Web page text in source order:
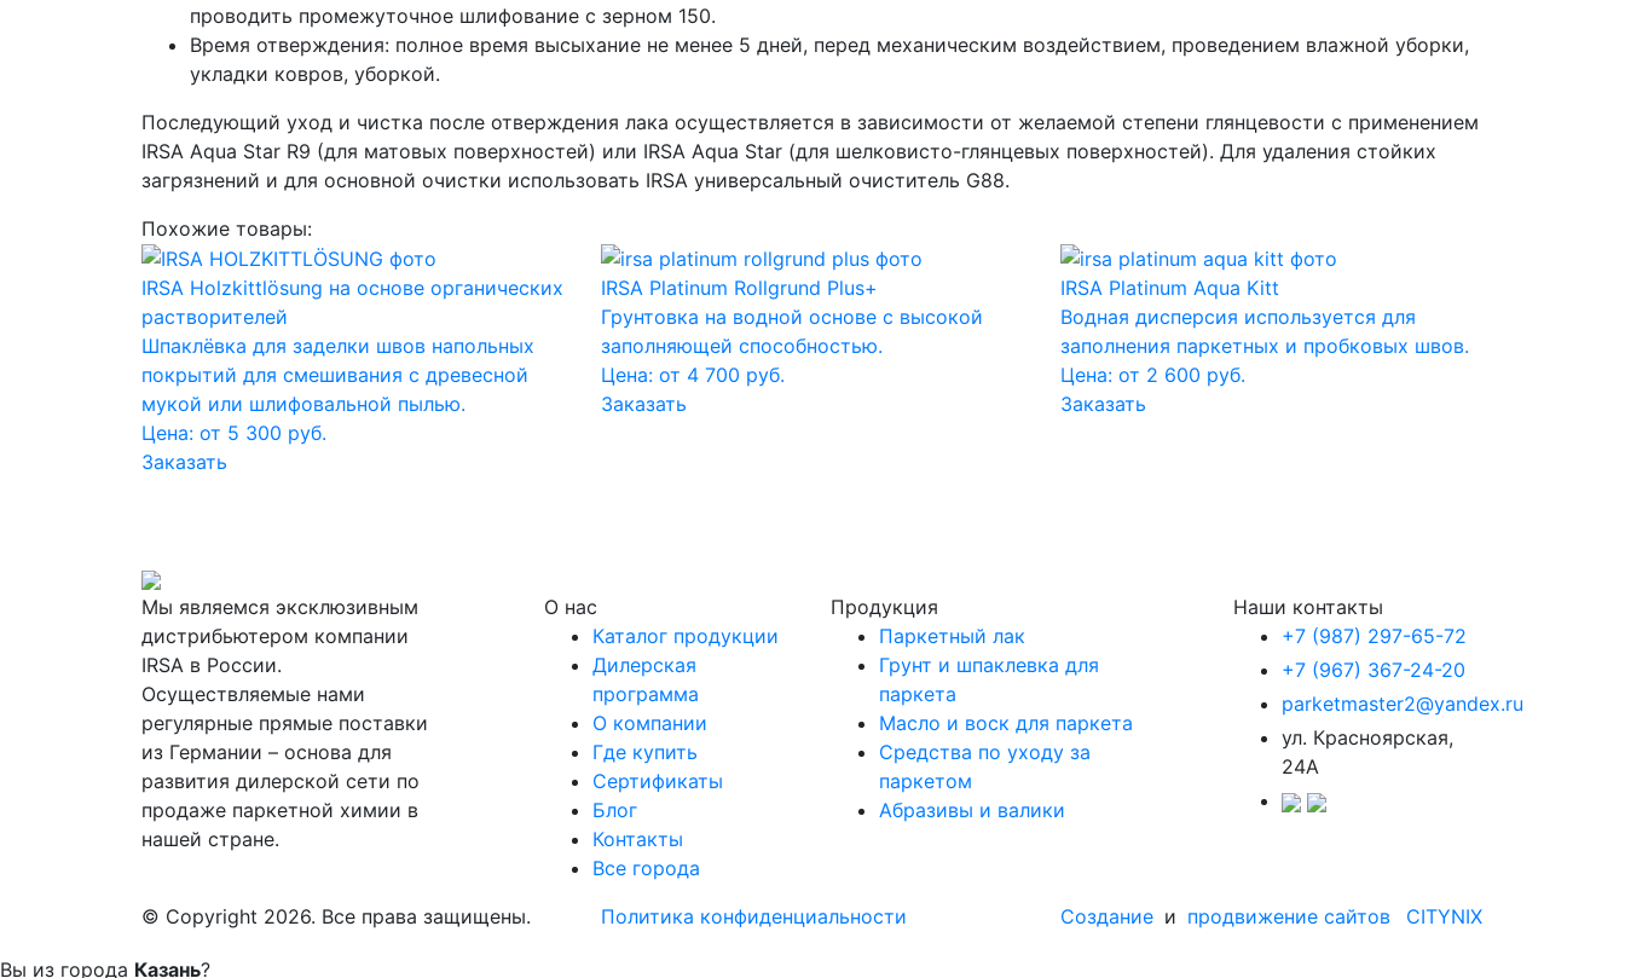
проводить промежуточное шлифование с зерном 150.
Время отверждения: полное время высыхание не менее 5 дней, перед механическим воздействием, проведением влажной уборки,
укладки ковров, уборкой.
Последующий уход и чистка после отверждения лака осуществляется в зависимости от желаемой степени глянцевости с применением
IRSA Aqua Star R9 (для матовых поверхностей) или IRSA Aqua Star (для шелковисто-глянцевых поверхностей). Для удаления стойких
загрязнений и для основной очистки использовать IRSA универсальный очиститель G88.
Похожие товары:
IRSA Holzkittlösung на основе органических
растворителей
Шпаклёвка для заделки швов напольных
покрытий для смешивания с древесной
мукой или шлифовальной пылью.
Цена: от 5 300 руб.
Заказать
IRSA Platinum Rollgrund Plus+
Грунтовка на водной основе с высокой
заполняющей способностью.
Цена: от 4 700 руб.
Заказать
IRSA Platinum Aqua Kitt
Водная дисперсия используется для
заполнения паркетных и пробковых швов.
Цена: от 2 600 руб.
Заказать
Мы являемся эксклюзивным
дистрибьютером компании
IRSA в России.
Осуществляемые нами
регулярные прямые поставки
из Германии – основа для
развития дилерской сети по
продаже паркетной химии в
нашей стране.
О нас
Каталог продукции
Дилерская
программа
О компании
Где купить
Сертификаты
Блог
Контакты
Все города
Продукция
Паркетный лак
Грунт и шпаклевка для
паркета
Масло и воск для паркета
Средства по уходу за
паркетом
Абразивы и валики
Наши контакты
+7 (987) 297-65-72
+7 (967) 367-24-20
parketmaster2@yandex.ru
ул. Красноярская,
24А
© Copyright 2026. Все права защищены. Политика конфиденциальности Создание и продвижение сайтов CITYNIX
Вы из города Казань?